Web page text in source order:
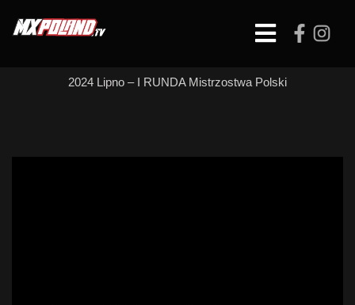
Open
2024 Lipno – I RUNDA Mistrzostwa Polski